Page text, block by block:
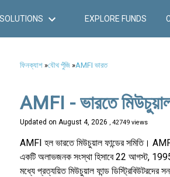
SOLUTIONS EXPLORE FUNDS
ফিনক্যাশ»যৌথ পুঁজি»AMFI ভারত
AMFI - ভারতে মিউচুয়াল
Updated on August 4, 2026 , 42749 views
AMFI হল ভারতে মিউচুয়াল ফান্ডের সমিতি।
একটি অলাভজনক সংস্থা হিসাবে 22 আগস্ট,
মধ্যে প্রত্যয়িত মিউচুয়াল ফান্ড